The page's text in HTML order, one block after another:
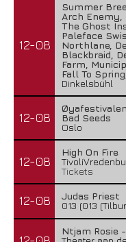
12-08
Summer
Arch Enemy,
The Ghost
Paleface
Northlane,
Blackbraid,
Farm,
Fall To
Dinkelsbühl
12-08
Bad Seeds
Oslo
12-08
High On Fire
Tickets
12-08
Judas Priest
013 (013
Ntjam Rosie